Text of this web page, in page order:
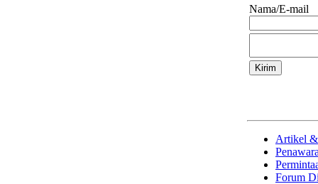
Nama/E-mail
Artikel
Forum